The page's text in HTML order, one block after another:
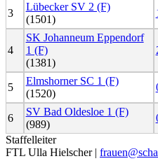
3
Lübecker SV 2 (F)
(1501)
4
SK Johanneum Eppendorf
1 (F)
(1381)
5
Elmshorner SC 1 (F)
(1520)
6
SV Bad Oldesloe 1 (F)
(989)
Staffelleiter
FTL Ulla Hielscher |